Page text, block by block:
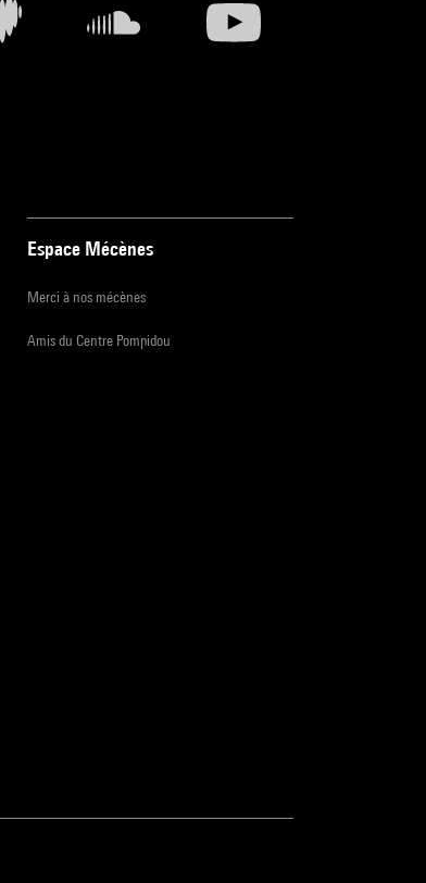
Espace Mécènes
Merci à nos mécènes
Amis du Centre Pompidou